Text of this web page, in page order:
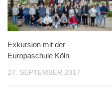
Exkursion mit der
Europaschule Köln
27. SEPTEMBER 2017